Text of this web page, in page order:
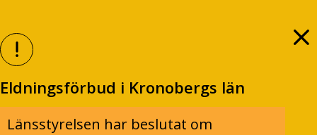
Eldningsförbud i Kronobergs län
Länsstyrelsen har beslutat om